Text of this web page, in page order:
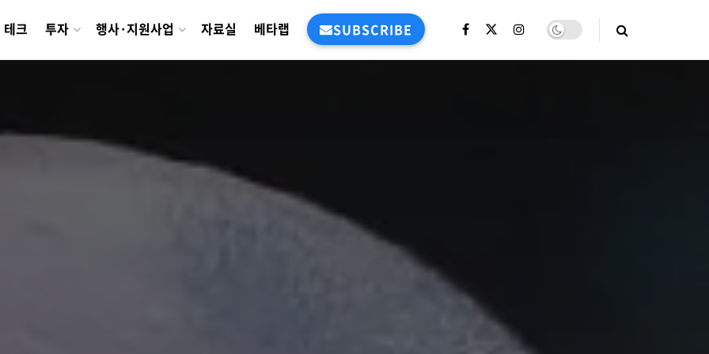
테크 투자 행사·지원사업 자료실 베타랩 SUBSCRIBE